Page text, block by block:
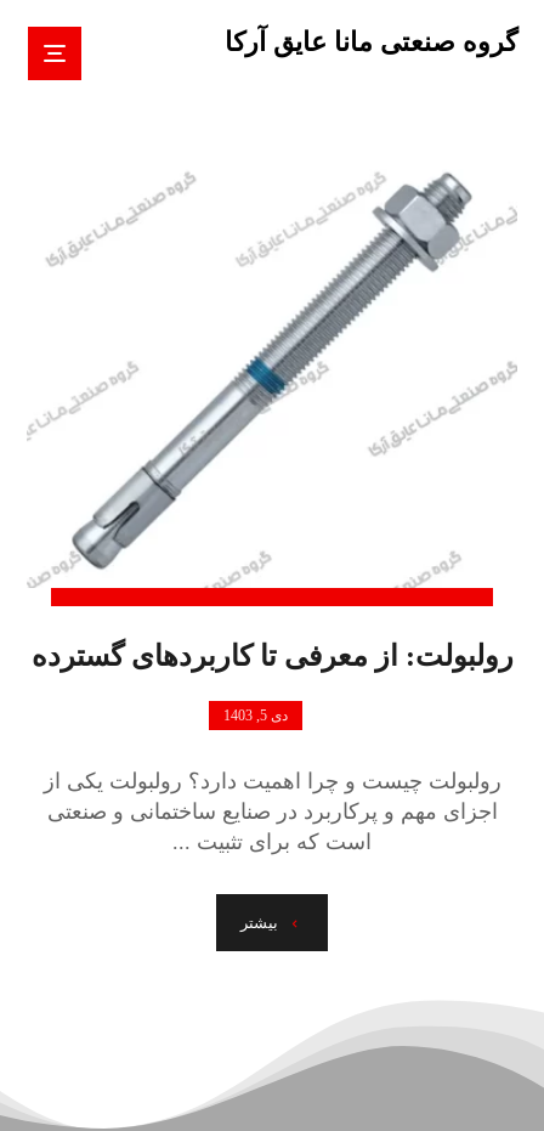
گروه صنعتی مانا عایق آرکا
رولبولت: از معرفی تا کاربردهای گسترده
دی 5, 1403
رولبولت چیست و چرا اهمیت دارد؟ رولبولت یکی از
اجزای مهم و پرکاربرد در صنایع ساختمانی و صنعتی
است که برای تثبیت ...
بیشتر